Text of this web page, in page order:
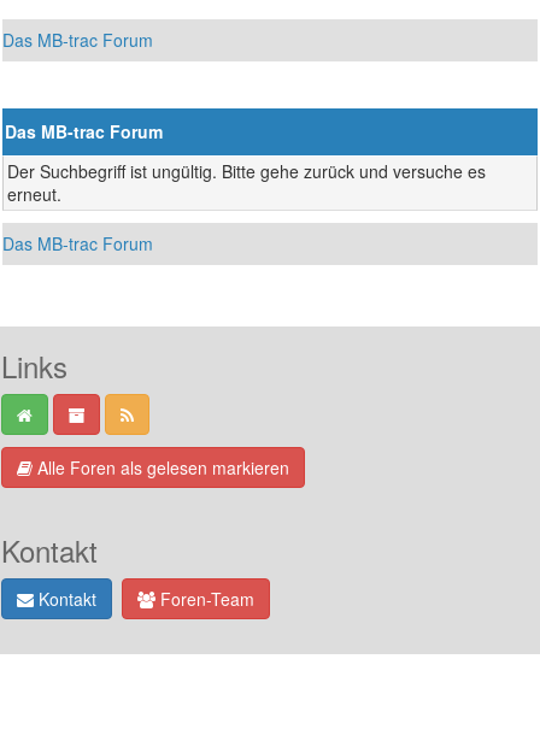
Das MB-trac Forum
Das MB-trac Forum
Der Suchbegriff ist ungültig. Bitte gehe zurück und versuche es
erneut.
Das MB-trac Forum
Links
Alle Foren als gelesen markieren
Kontakt
Kontakt Foren-Team